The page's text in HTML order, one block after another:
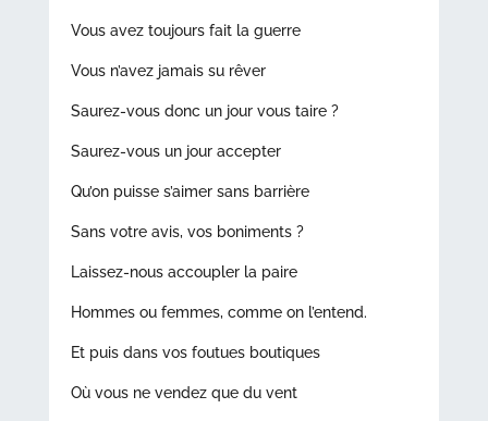
Vous avez toujours fait la guerre
Vous n’avez jamais su rêver
Saurez-vous donc un jour vous taire ?
Saurez-vous un jour accepter
Qu’on puisse s’aimer sans barrière
Sans votre avis, vos boniments ?
Laissez-nous accoupler la paire
Hommes ou femmes, comme on l’entend.
Et puis dans vos foutues boutiques
Où vous ne vendez que du vent